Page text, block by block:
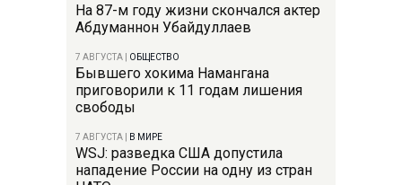
На 87-м году жизни скончался актер
Абдуманнон Убайдуллаев
7 АВГУСТА ОБЩЕСТВО
Бывшего хокима Намангана
приговорили к 11 годам лишения
свободы
7 АВГУСТА В МИРЕ
WSJ: разведка США допустила
нападение России на одну из стран